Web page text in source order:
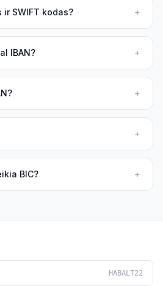
SWIFT kodas? +
IBAN? +
+
+
BIC? +
HABALT22